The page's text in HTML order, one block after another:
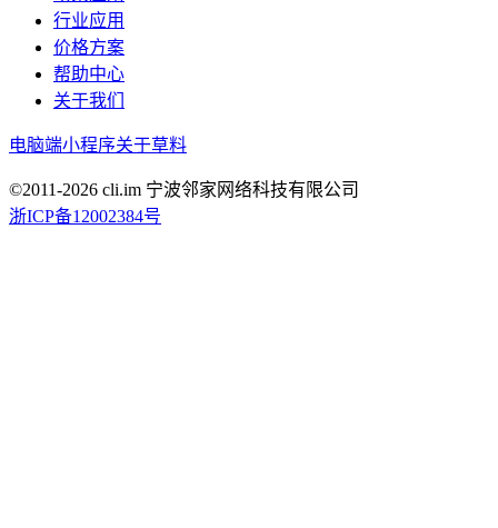
行业应用
价格方案
帮助中心
关于我们
电脑端小程序关于草料
©2011-2026 cli.im 宁波邻家网络科技有限公司
浙ICP备12002384号